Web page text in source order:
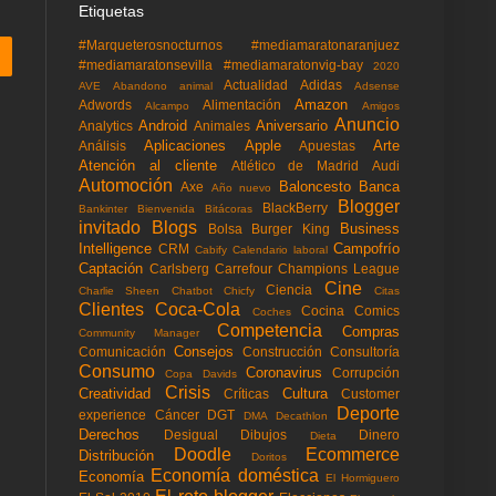
Etiquetas
#Marqueterosnocturnos
#mediamaratonaranjuez
#mediamaratonsevilla
#mediamaratonvig-bay
2020
AVE
Abandono animal Actualidad Adidas Adsense
Adwords Alcampo Alimentación Amazon Amigos
Analytics Android Animales Aniversario Anuncio
Análisis Aplicaciones Apple Apuestas
Arte
Atención al cliente
Atlético de Madrid Audi
Automoción Axe Año nuevo Baloncesto Banca
Bankinter Bienvenida Bitácoras BlackBerry
Blogger
invitado
Blogs Bolsa Burger King
Business
Intelligence CRM Cabify Calendario laboral Campofrío
Captación Carlsberg Carrefour Champions League
Charlie Sheen Chatbot Chicfy Ciencia Cine Citas
Clientes Coca-Cola Coches Cocina Comics
Community Manager Competencia Compras
Comunicación Consejos Construcción Consultoría
Consumo Copa Davids Coronavirus Corrupción
Creatividad Crisis Críticas Cultura
Customer
experience
Cáncer DGT DMA Decathlon Deporte
Derechos Desigual Dibujos Dieta Dinero
Distribución Doodle Doritos Ecommerce
Economía Economía doméstica El Hormiguero